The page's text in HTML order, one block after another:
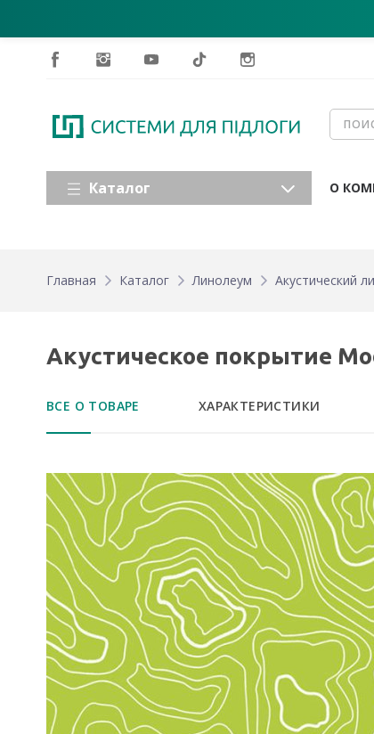
Каталог О
Главная Каталог Линолеум Акустический
Акустическое покрытие
ВСЕ О ТОВАРЕ ХАРАКТЕРИСТИКИ